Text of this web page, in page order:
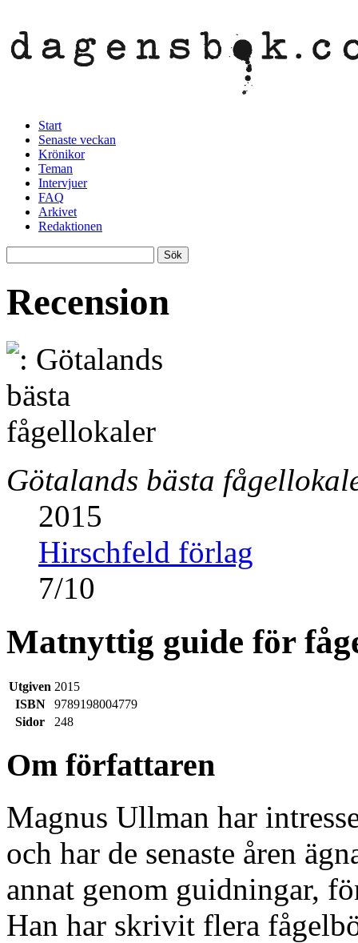
Start
Senaste veckan
Krönikor
Teman
Intervjuer
FAQ
Arkivet
Redaktionen
Recension
Götalands bästa
2015
Hirschfeld förlag
7/10
Matnyttig guide för
Utgiven 2015
ISBN
9789198004779
Sidor
248
Om författaren
Magnus Ullman har
och har de senaste åren
annat genom guidningar,
Han har skrivit flera